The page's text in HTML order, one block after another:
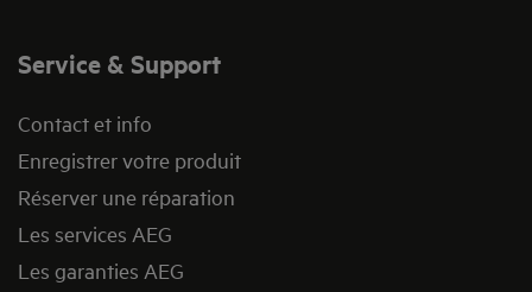
Service & Support
Contact et info
Enregistrer votre produit
Réserver une réparation
Les services AEG
Les garanties AEG